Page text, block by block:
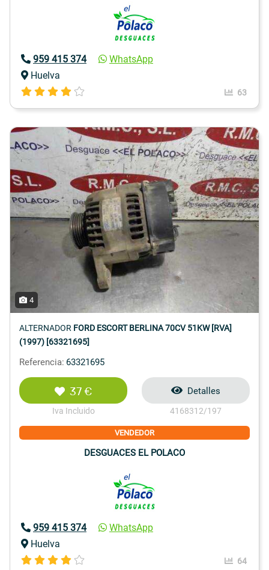
959 415 374
WhatsApp
Huelva
63
4
ALTERNADOR FORD ESCORT BERLINA 70CV 51KW [RVA]
(1997) [63321695]
Referencia: 63321695
37 €
Iva Incluido
Detalles
4168312/197
VENDEDOR
DESGUACES EL POLACO
959 415 374
WhatsApp
Huelva
64